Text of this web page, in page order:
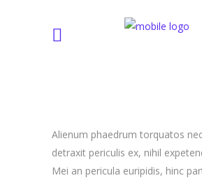
Alienum phaedrum torquatos
detraxit periculis ex, nihil
Mei an pericula euripidis, hinc